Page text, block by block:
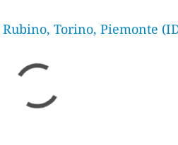
Rubino, Torino, Piemonte